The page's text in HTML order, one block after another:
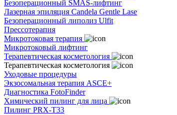
Безоперационный SMAS-лифтинг
Лазерная эпиляция Candela Gentle Lase
Безоперационный липолиз Ulfit
Прессотерапия
Микротоковая терапия
Микротоковый лифтинг
Терапевтическая косметология
Терапевтическая косметология
Уходовые процедуры
Экзосомальная терапия ASCE+
Диагностика FotoFinder
Химический пилинг для лица
Пилинг PRX-T33